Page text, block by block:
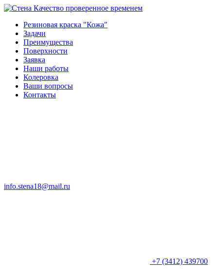
Качество проверенное временем
Резиновая краска "Кожа"
Задачи
Преимущества
Поверхности
Заявка
Наши работы
Колеровка
Ваши вопросы
Контакты
info.stena18@mail.ru
+7 (3412) 439700